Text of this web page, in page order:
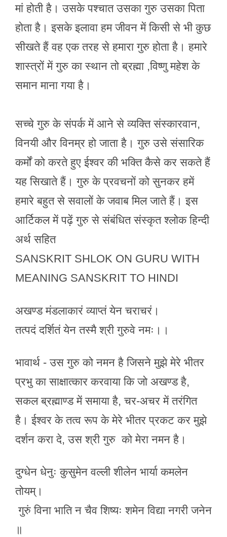
मां होती है। उसके पश्चात उसका गुरु उसका पिता
होता है। इसके इलावा हम जीवन में किसी से भी कुछ
सीखते हैं वह एक तरह से हमारा गुरु होता है। हमारे
शास्त्रों में गुरु का स्थान तो ब्रह्मा ,विष्णु महेश के
समान माना गया है।
सच्चे गुरु के संपर्क में आने से व्यक्ति संस्कारवान,
विनयी और विनम्र हो जाता है। गुरु उसे संसारिक
कर्मों को करते हुए ईश्वर की भक्ति कैसे कर सकते हैं
यह सिखाते हैं। गुरु के प्रवचनों को सुनकर हमें
हमारे बहुत से सवालों के जवाब मिल जाते हैं। इस
आर्टिकल में पढ़ें गुरु से संबंधित संस्कृत श्लोक हिन्दी
अर्थ सहित
SANSKRIT SHLOK ON GURU WITH
MEANING SANSKRIT TO HINDI
अखण्ड मंडलाकारं व्याप्तं येन चराचरं।
तत्पदं दर्शितं येन तस्मै श्री गुरुवे नमः।।
भावार्थ - उस गुरु को नमन है जिसने मुझे मेरे भीतर
प्रभु का साक्षात्कार करवाया कि जो अखण्ड है,
सकल ब्रह्माण्ड में समाया है, चर-अचर में तरंगित
है। ईश्वर के तत्व रूप के मेरे भीतर प्रकट कर मुझे
दर्शन करा दे, उस श्री गुरु को मेरा नमन है।
दुग्धेन धेनुः कुसुमेन वल्ली शीलेन भार्या कमलेन
तोयम्।
गुरुं विना भाति न चैव शिष्यः शमेन विद्या नगरी जनेन
॥